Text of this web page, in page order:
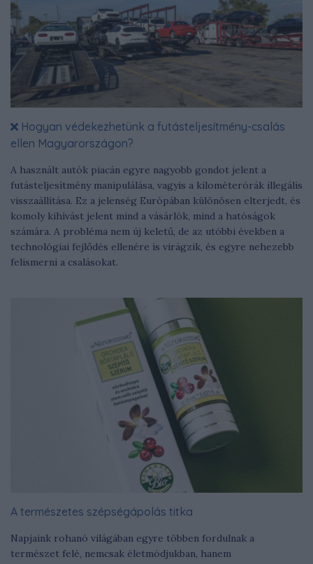
Hogyan védekezhetünk a futásteljesítmény-csalás
ellen Magyarországon?
A használt autók piacán egyre nagyobb gondot jelent a
futásteljesítmény manipulálása, vagyis a kilométerórák illegális
visszaállítása. Ez a jelenség Európában különösen elterjedt, és
komoly kihívást jelent mind a vásárlók, mind a hatóságok
számára. A probléma nem új keletű, de az utóbbi években a
technológiai fejlődés ellenére is virágzik, és egyre nehezebb
felismerni a csalásokat.
A természetes szépségápolás titka
Napjaink rohanó világában egyre többen fordulnak a
természet felé, nemcsak életmódjukban, hanem